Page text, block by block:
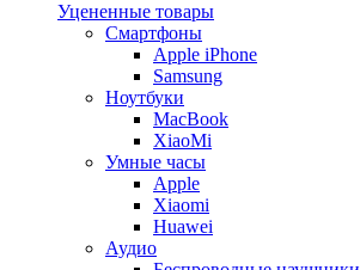
Уцененные товары
Cмартфоны
Apple iPhone
Samsung
Ноутбуки
MacBook
XiaoMi
Умные часы
Apple
Xiaomi
Huawei
Аудио